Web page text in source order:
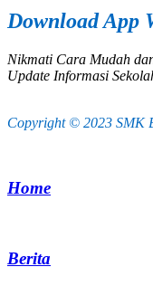
Download App
Nikmati Cara Mudah
Update Informasi
Copyright © 2023 SMK
Home
Berita